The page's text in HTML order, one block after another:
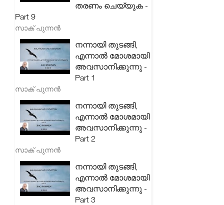
തരണം ചെയ്യുക -
Part 9
സാക് പുന്നൻ
നന്നായി തുടങ്ങി,
എന്നാൽ മോശമായി
അവസാനിക്കുന്നു -
Part 1
സാക് പുന്നൻ
നന്നായി തുടങ്ങി,
എന്നാൽ മോശമായി
അവസാനിക്കുന്നു -
Part 2
സാക് പുന്നൻ
നന്നായി തുടങ്ങി,
എന്നാൽ മോശമായി
അവസാനിക്കുന്നു -
Part 3